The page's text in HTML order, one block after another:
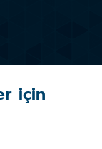
için